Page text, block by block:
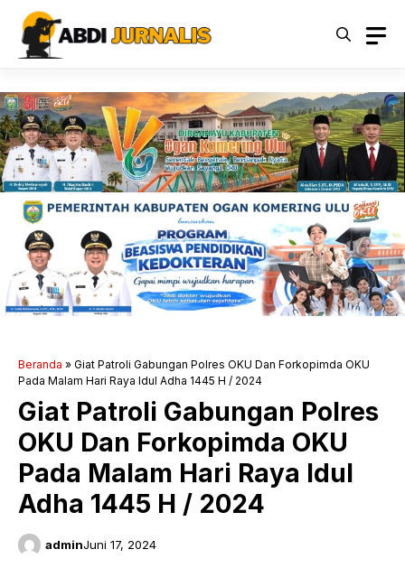
Langsung
Beranda » Giat Patroli Gabungan Polres OKU Dan Forkopimda OKU
Pada Malam Hari Raya Idul Adha 1445 H / 2024
Giat Patroli Gabungan Polres
OKU Dan Forkopimda OKU
Pada Malam Hari Raya Idul
Adha 1445 H / 2024
adminJuni 17, 2024